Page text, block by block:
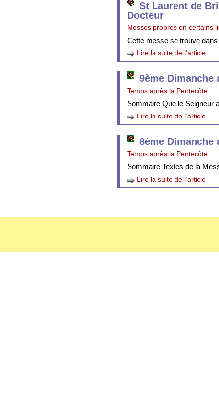
St Laurent de
Docteur
Messes propres en certains
Cette messe se trouve
Lire la suite de l’article
9ème Dimanche
Temps après la Pentecôte
Sommaire Que le Seigneur
Lire la suite de l’article
8ème Dimanche
Temps après la Pentecôte
Sommaire Textes de la
Lire la suite de l’article